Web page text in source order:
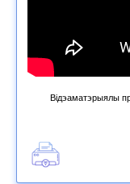
Відэаматэрыялы